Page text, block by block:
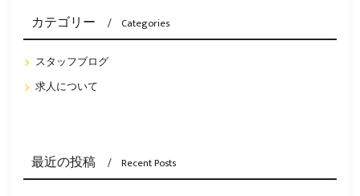
カテゴリー Categories
スタッフブログ
求人について
最近の投稿 Recent Posts